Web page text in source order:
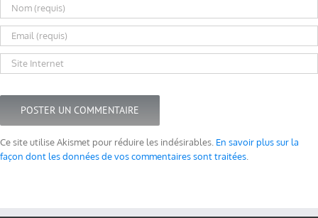
Ce site utilise Akismet pour réduire les indésirables. En savoir plus sur la
façon dont les données de vos commentaires sont traitées